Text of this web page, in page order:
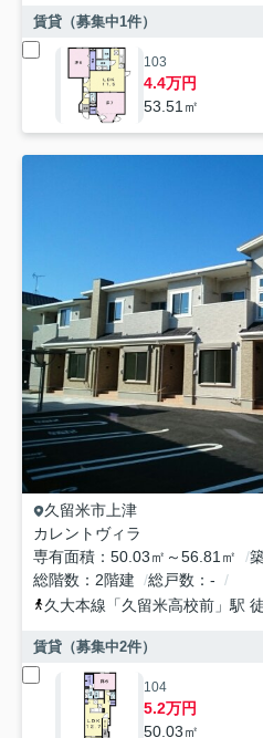
賃貸（募集中1件）
103
4.4万円
53.51㎡
久留米市 上津
カレントヴィラ
専有面積
50.03㎡～56.81㎡
総階数
2階建 総戸数
-
久大本線 「久留米高校前 」駅
賃貸（募集中2件）
104
5.2万円
50.03㎡